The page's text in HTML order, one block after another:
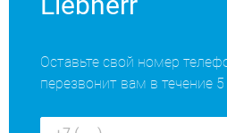
Оставьте свой номер
перезвонит вам в течение